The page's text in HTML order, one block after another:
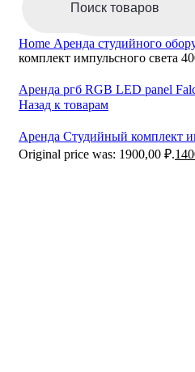
Home Аренда студийного
комплект импульсного света
Аренда ргб RGB LED panel
Назад к товарам
Аренда Студийный комплект
Original price was: 1900,00 ₽.